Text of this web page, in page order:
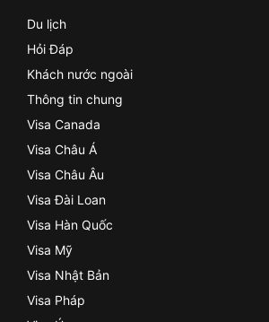
Du lịch
Hỏi Đáp
Khách nước ngoài
Thông tin chung
Visa Canada
Visa Châu Á
Visa Châu Âu
Visa Đài Loan
Visa Hàn Quốc
Visa Mỹ
Visa Nhật Bản
Visa Pháp